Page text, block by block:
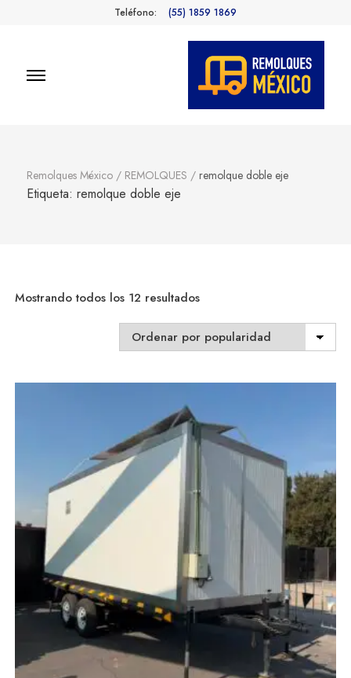
Teléfono: (55) 1859 1869
Remolques México / REMOLQUES / remolque doble eje
Etiqueta: remolque doble eje
Mostrando todos los 12 resultadosSorted
popularity